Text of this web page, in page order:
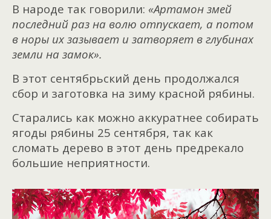
В народе так говорили: «Артамон змей
последний раз на волю отпускает, а потом
в норы их зазывает и затворяет в глубинах
земли на замок».
В этот сентябрьский день продолжался
сбор и заготовка на зиму красной рябины.
Старались как можно аккуратнее собирать
ягоды рябины 25 сентября, так как
сломать дерево в этот день предрекало
большие неприятности.